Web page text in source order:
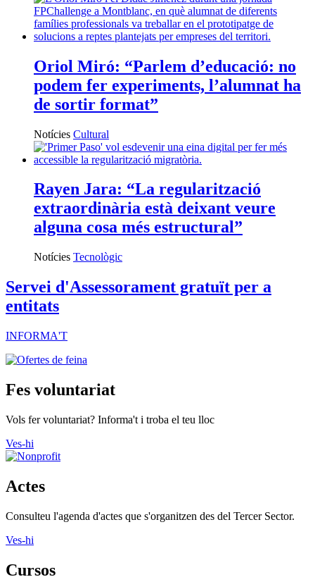
Oriol Miró: “Parlem d’educació: no
podem fer experiments, l’alumnat ha
de sortir format”
Notícies Cultural
Rayen Jara: “La regularització
extraordinària està deixant veure
alguna cosa més estructural”
Notícies Tecnològic
Servei d'Assessorament gratuït per a
entitats
INFORMA'T
Fes voluntariat
Vols fer voluntariat? Informa't i troba el teu lloc
Ves-hi
Actes
Consulteu l'agenda d'actes que s'organitzen des del Tercer Sector.
Ves-hi
Cursos